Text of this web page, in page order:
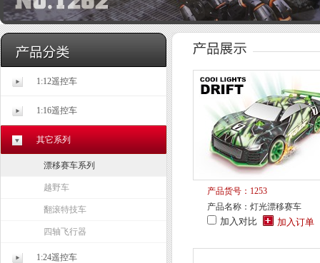
1:12遥控车
1:16遥控车
其它系列
漂移赛车系列
越野车
翻滚特技车
四轴飞行器
1:24遥控车
产品货号：1253
产品名称：灯光漂移赛车
加入对比